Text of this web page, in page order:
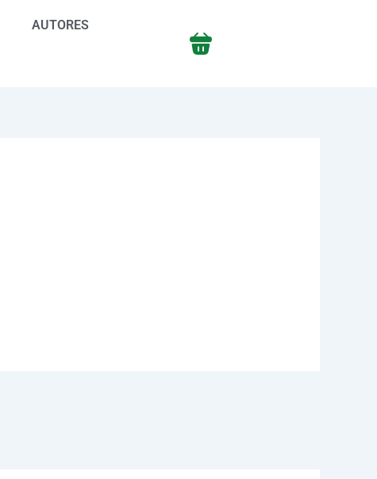
AUTORES